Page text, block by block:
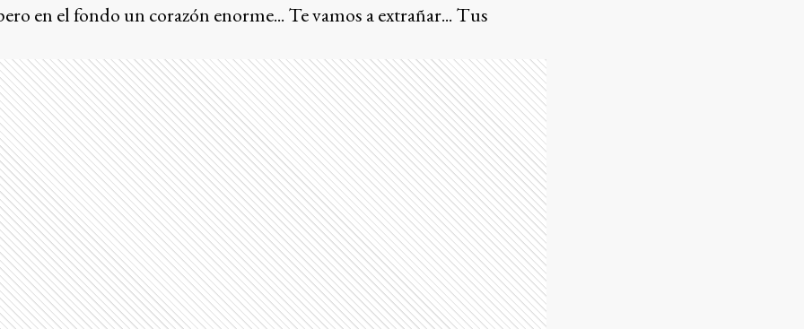
en el fondo un corazón enorme... Te vamos a extrañar... Tus